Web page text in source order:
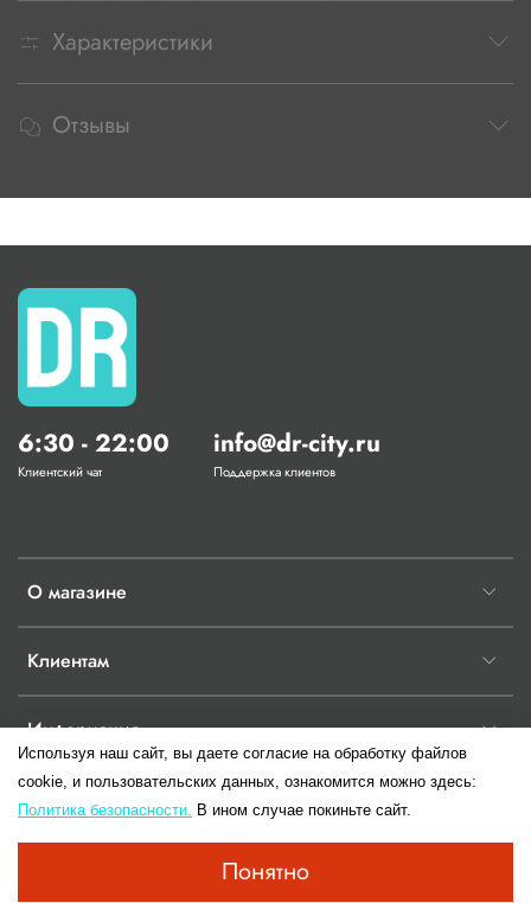
Характеристики
Отзывы
О магазине
Клиентам
Информация
6:30 - 22:00
Клиентский чат
info@dr-city.ru
Поддержка клиентов
© 2017-2026 Любое использование контента без письменного разрешения
запрещено.Информация сайта не является публичной офертой до момента
Используя наш сайт, вы даете согласие на обработку файлов
cookie, и пользовательских данных, ознакомится можно здесь:
Политика безопасности. В ином случае покиньте сайт.
Понятно